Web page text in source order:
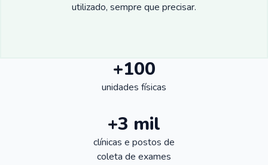
utilizado, sempre que precisar.
+100
unidades físicas
+3 mil
clínicas e postos de
coleta de exames